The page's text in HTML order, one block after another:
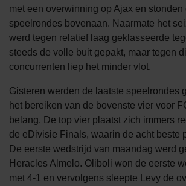
met een overwinning op Ajax en stonden
speelrondes bovenaan. Naarmate het
werd tegen relatief laag geklasseerde
steeds de volle buit gepakt, maar tegen
concurrenten liep het minder vlot.
Gisteren werden de laatste speelrondes
het bereiken van de bovenste vier voor
belang. De top vier plaatst zich immers
de eDivisie Finals, waarin de acht beste
De eerste wedstrijd van maandag werd
Heracles Almelo. Oliboli won de eerste
met 4-1 en vervolgens sleepte Levy de